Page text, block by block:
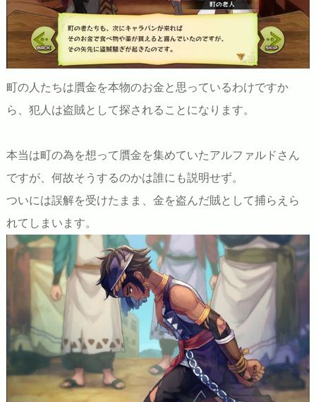
町の人たちは贋金を本物のお金と思っているわけですか
ら、犯人は盗賊として探されることになります。
本当は町の為を想って贋金を集めていたアルファルドさん
ですが、何故そうするのかは誰にも説明せず。
ついには誤解を受けたまま、金を盗んだ賊として捕らえら
れてしまいます。